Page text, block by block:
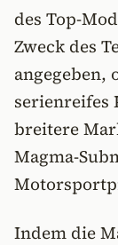
des Top-
Zweck des
angegeben,
serienreifes
breitere
Magma-
Indem die